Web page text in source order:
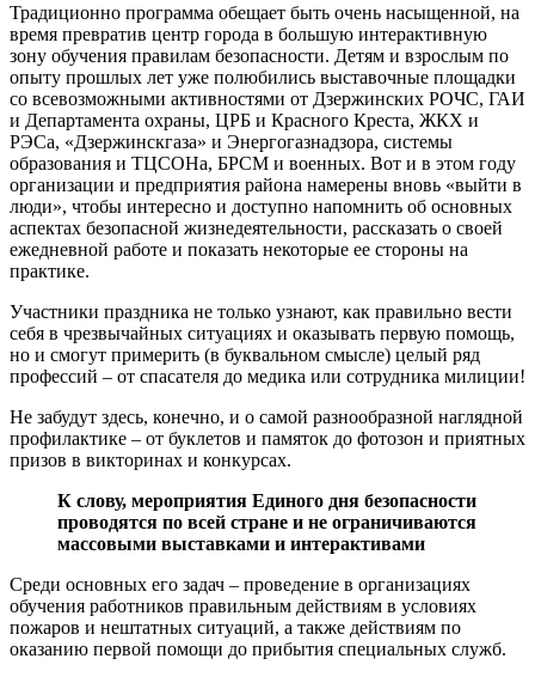
Традиционно программа обещает быть очень насыщенной, на
время превратив центр города в большую интерактивную
зону обучения правилам безопасности. Детям и взрослым по
опыту прошлых лет уже полюбились выставочные площадки
со всевозможными активностями от Дзержинских РОЧС, ГАИ
и Департамента охраны, ЦРБ и Красного Креста, ЖКХ и
РЭСа, «Дзержинскгаза» и Энергогазнадзора, системы
образования и ТЦСОНа, БРСМ и военных. Вот и в этом году
организации и предприятия района намерены вновь «выйти в
люди», чтобы интересно и доступно напомнить об основных
аспектах безопасной жизнедеятельности, рассказать о своей
ежедневной работе и показать некоторые ее стороны на
практике.
Участники праздника не только узнают, как правильно вести
себя в чрезвычайных ситуациях и оказывать первую помощь,
но и смогут примерить (в буквальном смысле) целый ряд
профессий – от спасателя до медика или сотрудника милиции!
Не забудут здесь, конечно, и о самой разнообразной наглядной
профилактике – от буклетов и памяток до фотозон и приятных
призов в викторинах и конкурсах.
К слову, мероприятия Единого дня безопасности
проводятся по всей стране и не ограничиваются
массовыми выставками и интерактивами
Среди основных его задач – проведение в организациях
обучения работников правильным действиям в условиях
пожаров и нештатных ситуаций, а также действиям по
оказанию первой помощи до прибытия специальных служб.